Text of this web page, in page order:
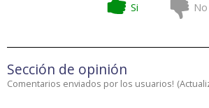
Si No
Sección de opinión
Comentarios enviados por los usuarios! (